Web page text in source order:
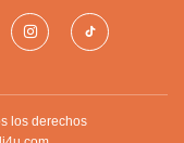
los derechos